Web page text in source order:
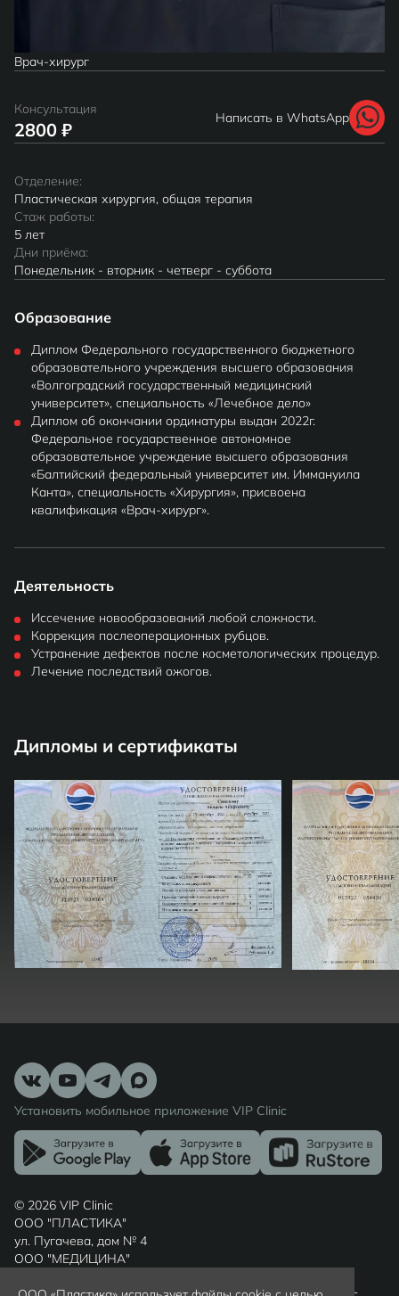
Врач-хирург
Консультация
2800 ₽
Написать в WhatsApp
Отделение:
Пластическая хирургия, общая терапия
Стаж работы:
5 лет
Дни приёма:
Понедельник - вторник - четверг - суббота
Образование
Диплом Федерального государственного бюджетного
образовательного учреждения высшего образования
«Волгоградский государственный медицинский
университет», специальность «Лечебное дело»
Диплом об окончании ординатуры выдан 2022г.
Федеральное государственное автономное
образовательное учреждение высшего образования
«Балтийский федеральный университет им. Иммануила
Канта», специальность «Хирургия», присвоена
квалификация «Врач-хирург».
Деятельность
Иссечение новообразований любой сложности.
Коррекция послеоперационных рубцов.
Устранение дефектов после косметологических процедур.
Лечение последствий ожогов.
Дипломы и сертификаты
Установить мобильное приложение VIP Clinic
© 2026 VIP Clinic
ООО "ПЛАСТИКА"
ул. Пугачева, дом № 4
ООО "МЕДИЦИНА"